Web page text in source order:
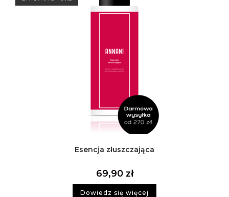
Esencja złuszczająca
69,90 zł
Dowiedz się więcej